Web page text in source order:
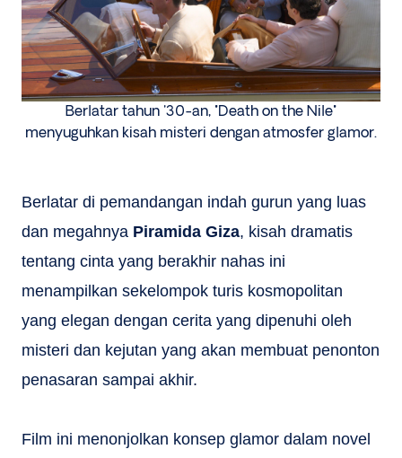
Berlatar tahun '30-an, "Death on the Nile"
menyuguhkan kisah misteri dengan atmosfer glamor.
Berlatar di pemandangan indah gurun yang luas
dan megahnya Piramida Giza, kisah dramatis
tentang cinta yang berakhir nahas ini
menampilkan sekelompok turis kosmopolitan
yang elegan dengan cerita yang dipenuhi oleh
misteri dan kejutan yang akan membuat penonton
penasaran sampai akhir.
Film ini menonjolkan konsep glamor dalam novel